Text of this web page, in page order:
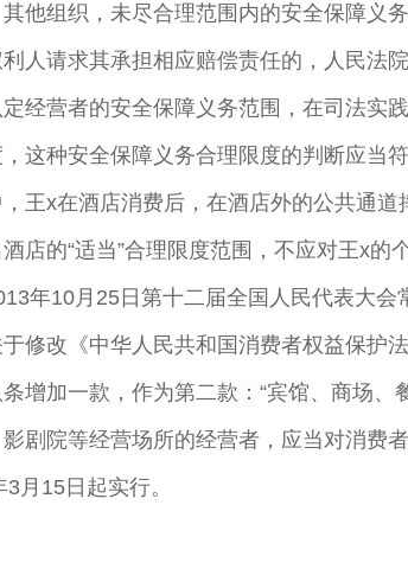
他组织，未尽合理范围内的安全保障义
人请求其承担相应赔偿责任的，人民法
经营者的安全保障义务范围，在司法实
这种安全保障义务合理限度的判断应当
王x在酒店消费后，在酒店外的公共通道
店的“适当”合理限度范围，不应对王x的
年10月25日第十二届全国人民代表大会
修改《中华人民共和国消费者权益保护
增加一款，作为第二款：“宾馆、商场、
剧院等经营场所的经营者，应当对消费
3月15日起实行。